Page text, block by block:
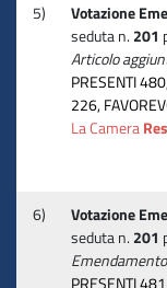
5) Votazione
seduta n. 201
Articolo
PRESENTI
226,
La Camera
6) Votazione
seduta n. 201
PRESENTI